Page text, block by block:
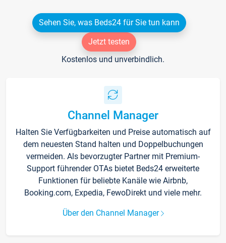
Sehen Sie, was Beds24 für Sie tun kann
Jetzt testen
Kostenlos und unverbindlich.
Channel Manager
Halten Sie Verfügbarkeiten und Preise automatisch auf
dem neuesten Stand halten und Doppelbuchungen
vermeiden. Als bevorzugter Partner mit Premium-
Support führender OTAs bietet Beds24 erweiterte
Funktionen für beliebte Kanäle wie Airbnb,
Booking.com, Expedia, FewoDirekt und viele mehr.
Über den Channel Manager